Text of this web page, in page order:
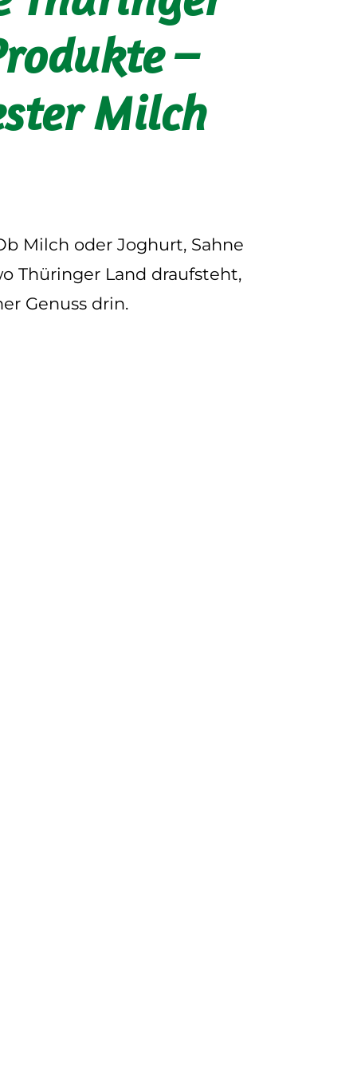
–
Milch
Milch oder Joghurt, Sahne
Thüringer Land draufsteht,
Genuss drin.